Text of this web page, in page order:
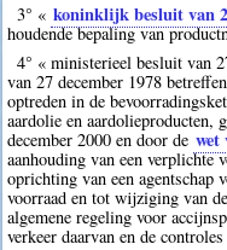
3° « koninklijk besluit van
houdende bepaling van
4° « ministerieel besluit van
van 27 december 1978
optreden in de
aardolie en aardolieproducten,
december 2000 en door de wet
aanhouding van een verplichte
oprichting van een agentschap
voorraad en tot wijziging van
algemene regeling voor
verkeer daarvan en de